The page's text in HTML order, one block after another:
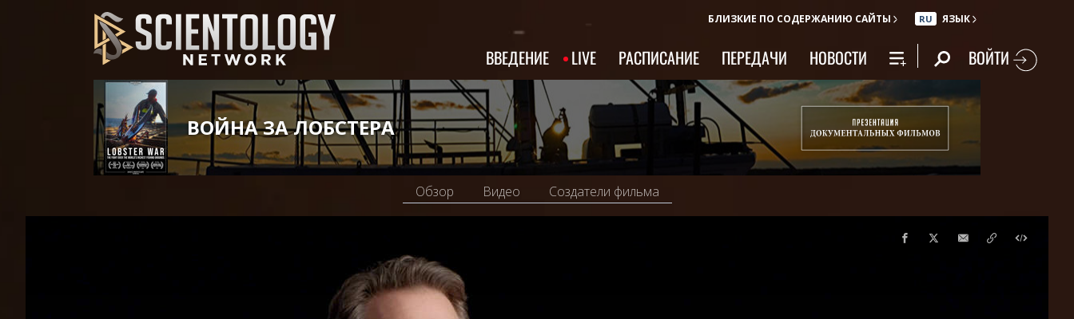
БЛИЗКИЕ ПО СОДЕРЖАНИЮ САЙТЫ RU ЯЗЫК
ВВЕДЕНИЕ LIVE РАСПИСАНИЕ ПЕРЕДАЧИ НОВОСТИ ВОЙТИ
ВОЙНА ЗА ЛОБСТЕРА
Обзор Видео Создатели фильма